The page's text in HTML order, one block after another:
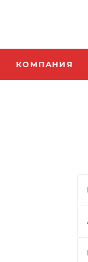
КОМПАНИЯ